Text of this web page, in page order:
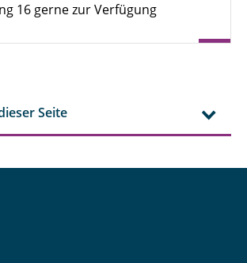
16 gerne zur Verfügung
Seite